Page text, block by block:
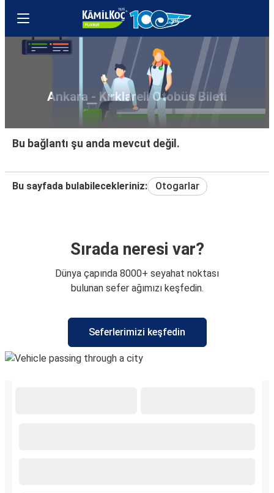
Ankara - Kırklareli Otobüs Bileti
Bu bağlantı şu anda mevcut değil.
Bu sayfada bulabilecekleriniz: Otogarlar
Sırada neresi var?
Dünya çapında 8000+ seyahat noktası
bulunan sefer ağımızı keşfedin.
Seferlerimizi keşfedin